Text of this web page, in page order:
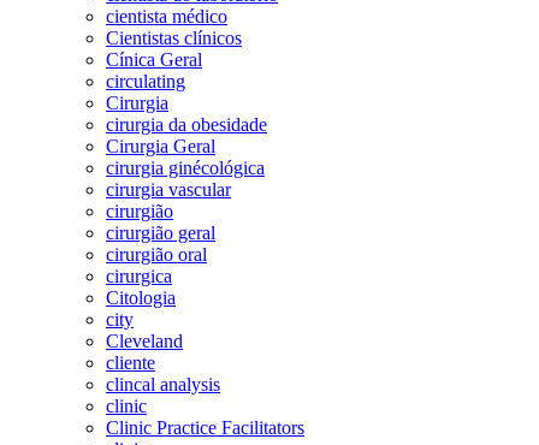
cientista médico
Cientistas clínicos
Cínica Geral
circulating
Cirurgia
cirurgia da obesidade
Cirurgia Geral
cirurgia ginécológica
cirurgia vascular
cirurgião
cirurgião geral
cirurgião oral
cirurgica
Citologia
city
Cleveland
cliente
clincal analysis
clinic
Clinic Practice Facilitators